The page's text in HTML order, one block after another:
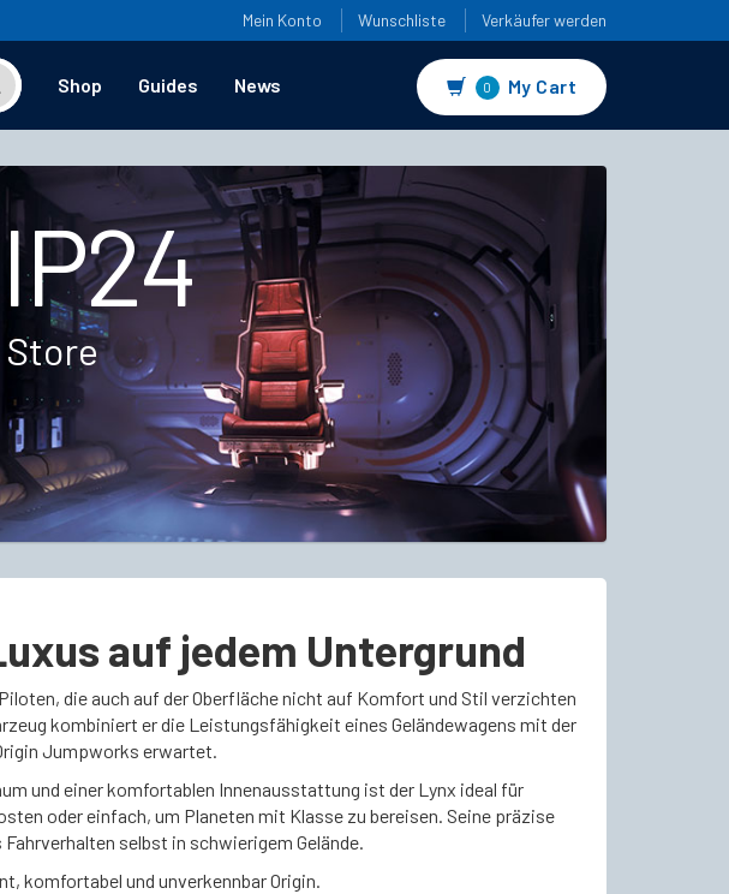
Mein Konto Wunschliste Verkäufer werden
Shop Guides News 0 My Cart
Store
auf jedem Untergrund
die auch auf der Oberfläche nicht auf Komfort und Stil verzichten
kombiniert er die Leistungsfähigkeit eines Geländewagens mit der
Jumpworks erwartet.
und einer komfortablen Innenausstattung ist der Lynx ideal für
oder einfach, um Planeten mit Klasse zu bereisen. Seine präzise
selbst in schwierigem Gelände.
komfortabel und unverkennbar Origin.